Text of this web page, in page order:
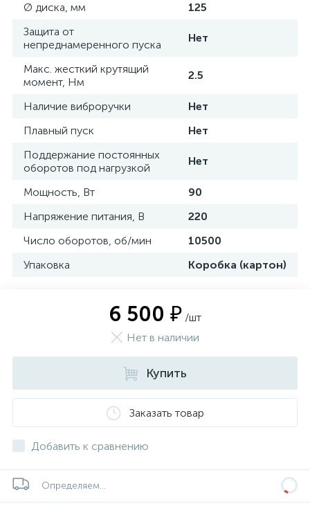
Ø диска, мм
125
Защита от
непреднамеренного пуска
Нет
Макс. жесткий крутящий
момент, Нм
2.5
Наличие виброручки
Нет
Плавный пуск
Нет
Поддержание постоянных
оборотов под нагрузкой
Нет
Мощность, Вт
90
Напряжение питания, В
220
Число оборотов, об/мин
10500
Упаковка
Коробка (картон)
6 500 ₽ /шт
Нет в наличии
Купить
Заказать товар
Добавить к сравнению
Определяем...